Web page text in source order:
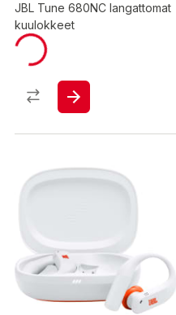
JBL Tune 680NC langattomat
kuulokkeet